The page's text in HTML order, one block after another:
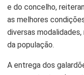
e do concelho,
as melhores
diversas
da população.
A entrega dos